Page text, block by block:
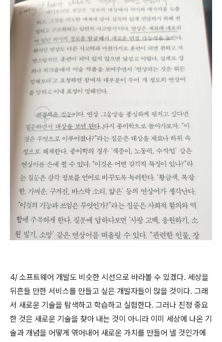
4/ 소프트웨어 개발도 비슷한 시선으로 바라볼 수 있겠다. 세상을
뒤흔들 만한 서비스를 만들고 싶은 개발자들이 많을 것이다. 그래
서 새로운 기술을 탐색하고 학습하고 실험한다. 그러나 진정 중요
한 것은 새로운 기술을 찾아 내는 것이 아니라 이미 세상에 나온 기
술과 개념을 어떻게 엮어내어 새로운 가치를 만들어 낼 것인가에